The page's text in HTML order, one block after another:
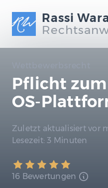
Rassi
Pflicht
OS-
Zuletzt aktualisiertvor
Lesezeit:3 Minuten
16 Bewertungen